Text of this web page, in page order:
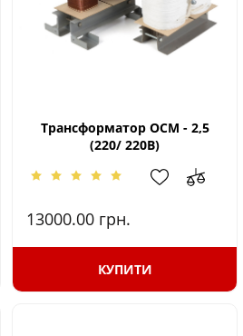
Трансформатор ОСМ - 2,5
(220/ 220В)
13000.00 грн.
КУПИТИ